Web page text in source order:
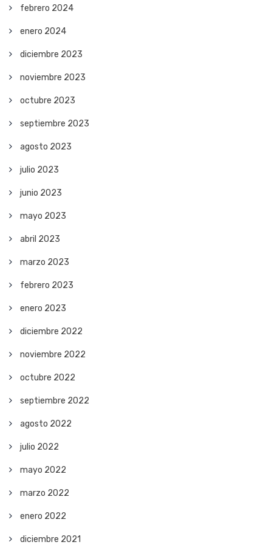
febrero 2024
enero 2024
diciembre 2023
noviembre 2023
octubre 2023
septiembre 2023
agosto 2023
julio 2023
junio 2023
mayo 2023
abril 2023
marzo 2023
febrero 2023
enero 2023
diciembre 2022
noviembre 2022
octubre 2022
septiembre 2022
agosto 2022
julio 2022
mayo 2022
marzo 2022
enero 2022
diciembre 2021